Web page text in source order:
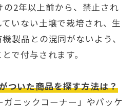
の2年以上前から、禁止され
いない土壌で栽培され、生
製品との混同がないよう、
で付与されます。
ついた商品を探す方法は？
ガニックコーナー」やパッケ